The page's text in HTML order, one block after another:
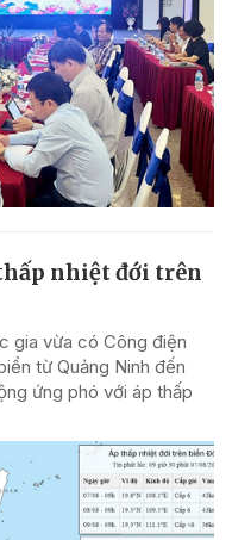
nhiệt đới trên
gia vừa có Công điện
từ Quảng Ninh đến
ứng phó với áp thấp